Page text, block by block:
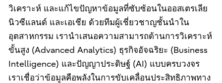
วิเคราะห์ และแก้ไขปัญหาข้อมูลที่ซับซ้อนในออสเตรเลีย
นิวซีแลนด์ และเอเชีย ด้วยทีมผู้เชี่ยวชาญชั้นนำใน
อุตสาหกรรม เรานำเสนอความสามารถด้านการวิเคราะห์
ขั้นสูง (Advanced Analytics) ธุรกิจอัจฉริยะ (Business
Intelligence) และปัญญาประดิษฐ์ (AI) แบบครบวงจร
เราเชื่อว่าข้อมูลคือพลังในการขับเคลื่อนประสิทธิภาพทาง